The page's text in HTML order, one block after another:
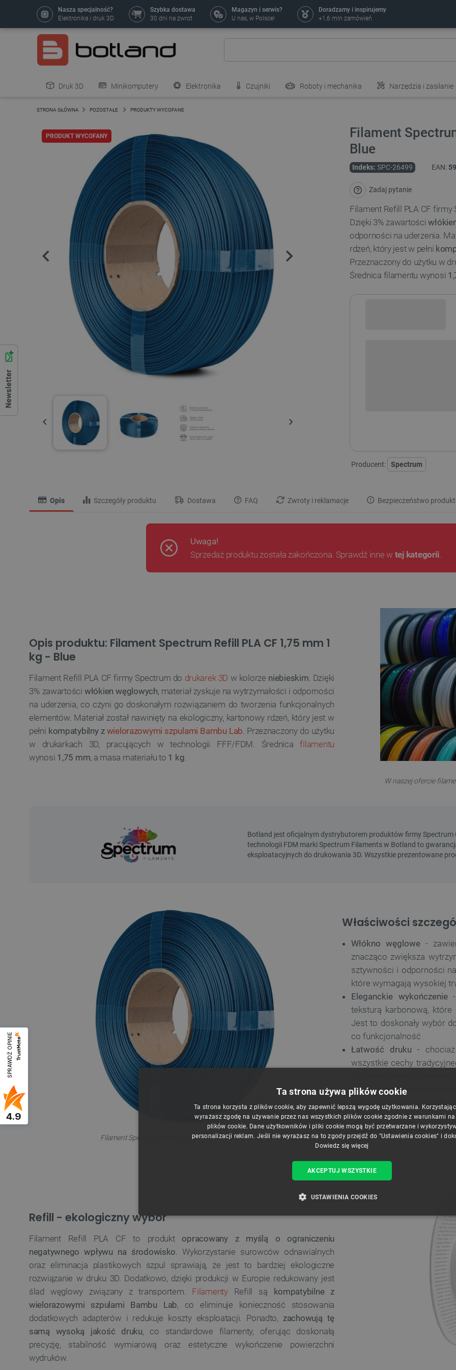
SPRAWDŹ OPINIE
4.9
Nasza specjalność?
Elektronika i druk 3D
Szybka dostawa
30 dni na zwrot
Magazyn i serwis?
U nas, w Polsce!
Doradzamy i inspirujemy
+1,6 mln zamówień
Druk 3D Minikomputery Elektronika Czujniki Roboty i mechanika Narzędzia i zasilanie
Pozostałe
STRONA GŁÓWNA POZOSTAŁE PRODUKTY WYCOFANE
PRODUKT WYCOFANY
Filament
Blue
Indeks: SPC-26499 EAN:
Zadaj pytanie
Filament Refill PLA CF
Dzięki 3% zawartości
odporności na uderzenia.
rdzeń, który jest w pełni
Przeznaczony do użytku w
Średnica filamentu wynosi
Producent: Spectrum
Opis Szczegóły produktu Dostawa FAQ Zwroty i reklamacje Bezpieczeństwo
Uwaga!
Sprzedaż produktu została zakończona. Sprawdź inne w tej kategorii.
Opis produktu: Filament Spectrum Refill PLA CF 1,75 mm 1
kg - Blue
Filament Refill PLA CF firmy Spectrum do drukarek 3D w kolorze niebieskim. Dzięki
3% zawartości włókien węglowych, materiał zyskuje na wytrzymałości i odporności
na uderzenia, co czyni go doskonałym rozwiązaniem do tworzenia funkcjonalnych
elementów. Materiał został nawinięty na ekologiczny, kartonowy rdzeń, który jest w
pełni kompatybilny z wielorazowymi szpulami Bambu Lab. Przeznaczony do użytku
w drukarkach 3D, pracujących w technologii FFF/FDM. Średnicafilamentu
wynosi 1,75 mm, a masa materiału to 1 kg.
W naszej ofercie
Filament Spectrum Refill PLA CF 1,75 mm 1 kg - Blue.
Właściwości
Włókno węglowe -
znacząco zwiększa
sztywności i odporności
które wymagają wysokiej
Eleganckie wykończenie-
teksturą karbonową, które
Jest to doskonały wybór
co funkcjonalność
Łatwość druku -
wszystkie cechy
chcą uzyskać świetne
Odporność na
że jest idealnym
obciążenia i działanie
Refill - ekologiczny wybór
Filament Refill PLA CF to produkt opracowany z myślą o ograniczeniu
negatywnego wpływu na środowisko . Wykorzystanie surowców odnawialnych
oraz eliminacja plastikowych szpul sprawiają, że jest to bardziej ekologiczne
rozwiązanie w druku 3D. Dodatkowo, dzięki produkcji w Europie redukowany jest
ślad węglowy związany z transportem. FilamentyRefill są kompatybilne z
wielorazowymi szpulami Bambu Lab, co eliminuje konieczność stosowania
dodatkowych adapterów i redukuje koszty eksploatacji. Ponadto, zachowują tę
samą wysoką jakość druku, co standardowe filamenty, oferując doskonałą
precyzję, stabilność wymiarową oraz estetyczne wykończenie powierzchni
wydruków.
Ta strona używa plików cookie
Ta strona korzysta z plików cookie, aby zapewnić lepszą wygodę użytkowania.
wyrażasz zgodę na używanie przez nas wszystkich plików cookie zgodnie z warunkami
plików cookie. Dane użytkowników i pliki cookie mogą być przetwarzane i
personalizacji reklam. Jeśli nie wyrażasz na to zgody przejdź do "Ustawienia cookies" i
Dowiedz się więcej
AKCEPTUJ WSZYSTKIE
USTAWIENIA COOKIES
Niezbędne Wydajność
Niezbędne pliki cookie umożliwiają korzystanie z podstawowych funkcji strony internetowej, takich jak logowanie
Bez niezbędnych plików cookie nie można prawidłowo korzystać ze strony internetowej.
Nazwa
Provider /
Domena
PrestaShop-[abcdef0123456789]{32} .botland.com.pl
Ten plik cookie jest
opartego o silnik